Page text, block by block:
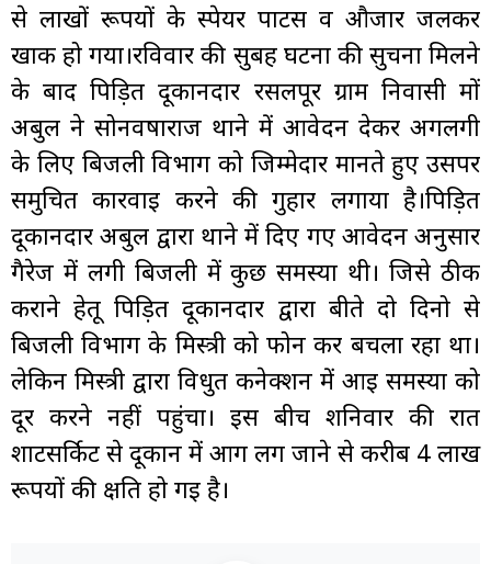
से लाखों रूपयों के स्पेयर पार्टस व औजार जलकर
खाक हो गया।रविवार की सुबह घटना की सुचना मिलने
के बाद पिड़ित दूकानदार रसलपूर ग्राम निवासी मों
अबुल ने सोनवर्षाराज थाने में आवेदन देकर अगलगी
के लिए बिजली विभाग को जिम्मेदार मानते हुए उसपर
समुचित कारवाई करने की गुहार लगाया है।पिड़ित
दूकानदार अबुल द्वारा थाने में दिए गए आवेदन अनुसार
गैरेज में लगी बिजली में कुछ समस्या थी। जिसे ठीक
कराने हेतू पिड़ित दूकानदार द्वारा बीते दो दिनो से
बिजली विभाग के मिस्त्री को फोन कर बचला रहा था।
लेकिन मिस्त्री द्वारा विधुत कनेक्शन में आई समस्या को
दूर करने नहीं पहुंचा। इस बीच शनिवार की रात
शार्टसर्किट से दूकान में आग लग जाने से करीब 4 लाख
रूपयों की क्षति हो गई है।